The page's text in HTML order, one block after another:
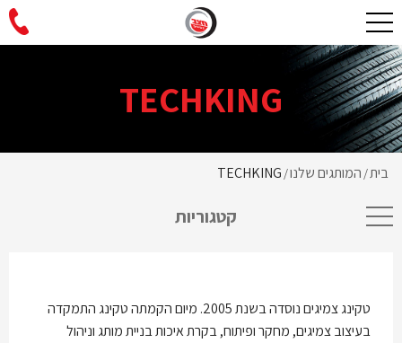
TECHKING
בית/ המותגים שלנו/
TECHKING
קטגוריות
טקינג צמיגים נוסדה בשנת 2005. מיום הקמתה טקינג התמקדה
בעיצוב צמיגים, מחקר ופיתוח, בקרת איכות בניית מותג וניהול